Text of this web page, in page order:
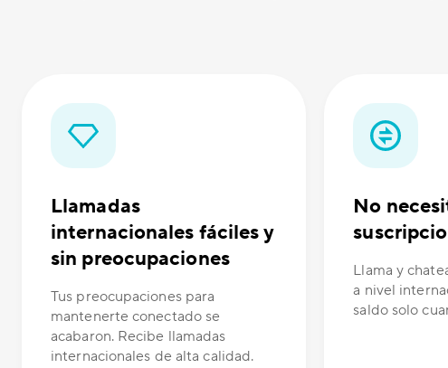
Llamadas
internacionales fáciles y
sin preocupaciones
Tus preocupaciones para
mantenerte conectado se
acabaron. Recibe llamadas
internacionales de alta calidad.
No
Llama y
a nivel
saldo solo